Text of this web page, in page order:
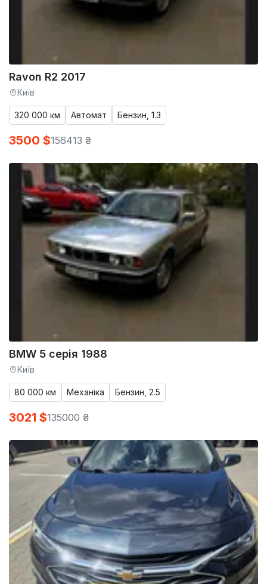
Ravon R2 2017
Київ
320 000 км Автомат Бензин, 1.3
3500 $156413 ₴
BMW 5 серія 1988
Київ
80 000 км Механіка Бензин, 2.5
3021 $135000 ₴